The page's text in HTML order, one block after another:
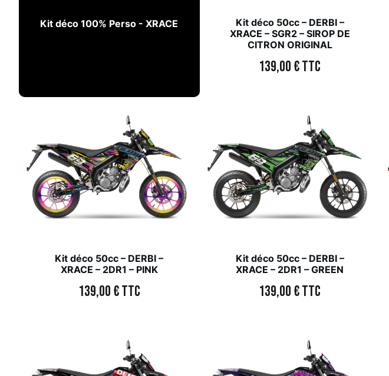
Kit déco 100% Perso - XRACE
Kit déco 50cc – DERBI –
XRACE – SGR2 – SIROP DE
CITRON ORIGINAL
139,00€TTC
Kit déco 50cc – DERBI –
XRACE – 2DR1 – PINK
139,00€TTC
Kit déco 50cc – DERBI –
XRACE – 2DR1 – GREEN
139,00€TTC